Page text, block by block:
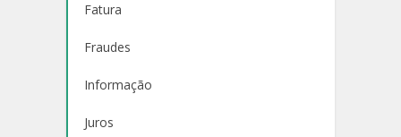
Fatura
Fraudes
Informação
Juros